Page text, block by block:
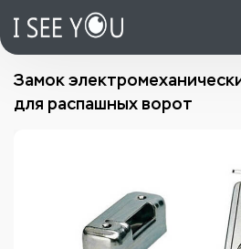
Замок
для распашных ворот